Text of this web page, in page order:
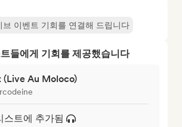
브 이벤트 기회를 연결해 드립니다
들에게 기회를 제공했습니다
(Live Au Moloco)
스트에 추가됨